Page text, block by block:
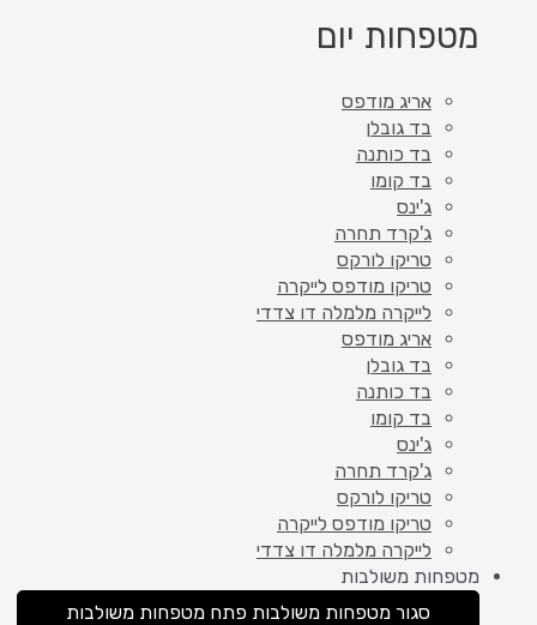
מטפחות יום
אריג מודפס
בד גובלן
בד כותנה
בד קומו
ג'ינס
ג'קרד תחרה
טריקו לורקס
טריקו מודפס לייקרה
לייקרה מלמלה דו צדדי
אריג מודפס
בד גובלן
בד כותנה
בד קומו
ג'ינס
ג'קרד תחרה
טריקו לורקס
טריקו מודפס לייקרה
לייקרה מלמלה דו צדדי
מטפחות משולבות
סגור מטפחות משולבות פתח מטפחות משולבות